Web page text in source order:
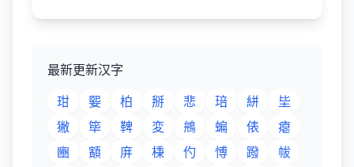
最新更新汉字
玵
媐 柏 掰 悲 琣 絣
坒
獙
筚 鞞 変 鴘 蝙 俵
瘪
豳
顮 庰 棅 仢 愽 蹳
帗